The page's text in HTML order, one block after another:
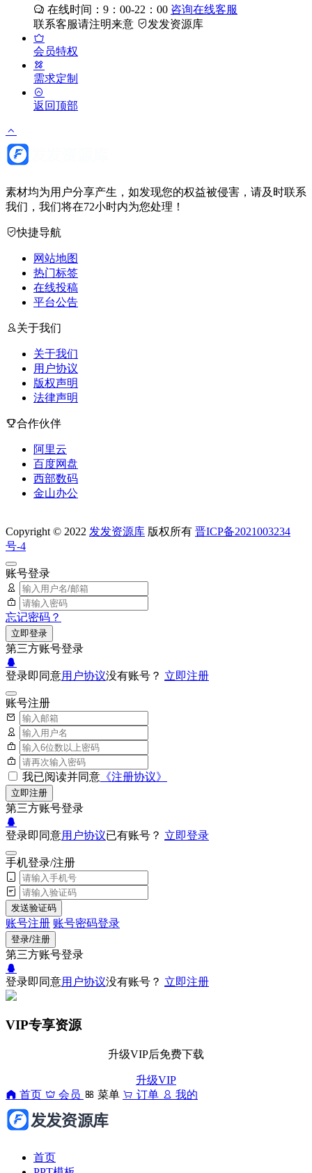
在线时间：9：00-22：00 咨询在线客服
联系客服请注明来意
发发资源库
会员特权
需求定制
返回顶部
素材均为用户分享产生，如发现您的权益被侵害，请及时联系
我们，我们将在72小时内为您处理！
快捷导航
网站地图
热门标签
在线投稿
平台公告
关于我们
关于我们
用户协议
版权声明
法律声明
合作伙伴
阿里云
百度网盘
西部数码
金山办公
Copyright © 2022 发发资源库 版权所有 晋ICP备2021003234
号-4
账号登录
忘记密码？
立即登录
第三方账号登录
登录即同意用户协议没有账号？ 立即注册
账号注册
我已阅读并同意 《注册协议》
立即注册
第三方账号登录
登录即同意用户协议已有账号？ 立即登录
手机登录/注册
发送验证码
账号注册 账号密码登录
登录/注册
第三方账号登录
登录即同意用户协议没有账号？ 立即注册
VIP专享资源
升级VIP后免费下载
升级VIP
首页
会员 菜单 订单 我的
首页